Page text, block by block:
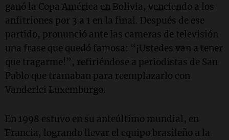
ganó la Copa América en Bolivia, venciendo a los
anfitriones por 3 a 1 en la final. Después de ese
partido, pronunció ante las cameras de televisión
una frase que quedó famosa: “¡Ustedes van a tener
que tragarme!”, refiriéndose a periodistas de San
Pablo que tramaban para reemplazarlo con
Vanderlei Luxemburgo.
En 1998 estuvo en su anteúltimo mundial, en
Francia, logrando llevar el equipo brasileño a la